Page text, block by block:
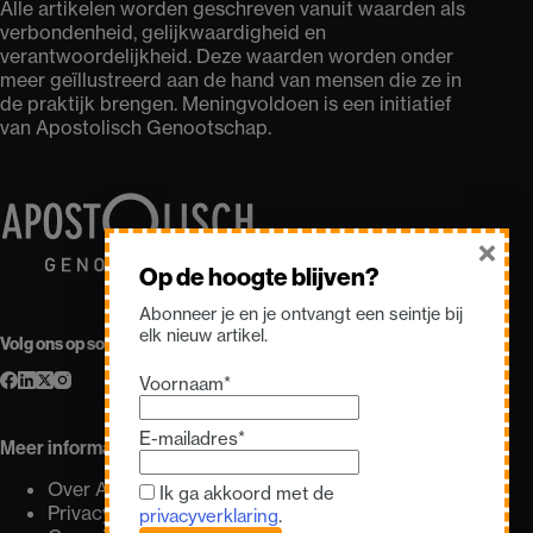
Alle artikelen worden geschreven vanuit waarden als
verbondenheid, gelijkwaardigheid en
verantwoordelijkheid. Deze waarden worden onder
meer geïllustreerd aan de hand van mensen die ze in
de praktijk brengen. Meningvoldoen is een initiatief
van Apostolisch Genootschap.
Volg ons op sociale media
Meer informatie
Over Apostolisch Genootschap
Privacyverklaring
Op de hoogte blijven?
Abonneer je en je ontvangt een seintje bij
elk nieuw artikel.
Voornaam*
E-mailadres*
Ik ga akkoord met de
privacyverklaring.
×